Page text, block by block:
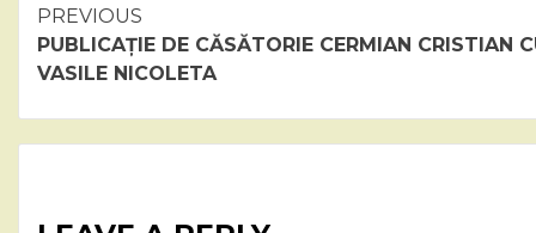
Continue
Reading
PREVIOUS
PUBLICAȚIE DE CĂSĂTORIE CERMIAN CRISTIAN
VASILE NICOLETA